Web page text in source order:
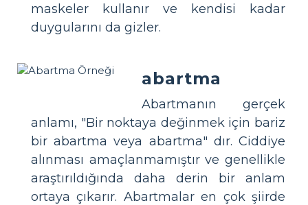
maskeler kullanır ve kendisi kadar
duygularını da gizler.
abartma
Abartmanın gerçek
anlamı, "Bir noktaya değinmek için bariz
bir abartma veya abartma" dır. Ciddiye
alınması amaçlanmamıştır ve genellikle
araştırıldığında daha derin bir anlam
ortaya çıkarır. Abartmalar en çok şiirde